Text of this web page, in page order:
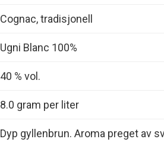
Cognac, tradisjonell
Ugni Blanc 100%
40 % vol.
8.0 gram per liter
Dyp gyllenbrun. Aroma preget av